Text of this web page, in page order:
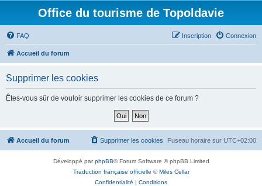
Office du tourisme de Topoldavie
FAQ Connexion
Inscription
Accueil du forum
Supprimer les cookies
Êtes-vous sûr de vouloir supprimer les cookies de ce forum ?
Accueil du forum Fuseau horaire sur UTC+02:00
Supprimer les cookies
Développé parphpBB® Forum Software © phpBB Limited
Traduction française officielle ©Miles Cellar
Confidentialité | Conditions